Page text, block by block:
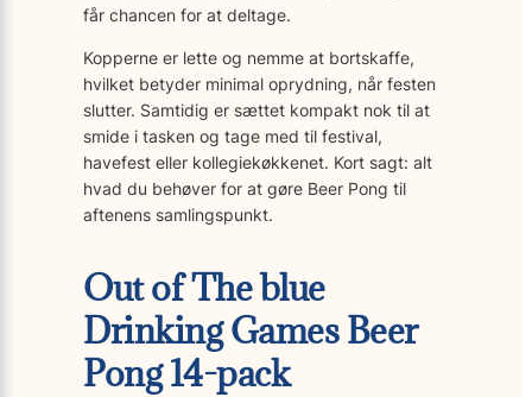
får chancen for at deltage.
Kopperne er lette og nemme at bortskaffe,
hvilket betyder minimal oprydning, når festen
slutter. Samtidig er sættet kompakt nok til at
smide i tasken og tage med til festival,
havefest eller kollegiekøkkenet. Kort sagt: alt
hvad du behøver for at gøre Beer Pong til
aftenens samlingspunkt.
Out of The blue
Drinking Games Beer
Pong 14-pack